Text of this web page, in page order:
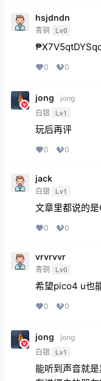
hsjdndn
青铜 Lv0
0 0
jong
jong
白银
Lv1
玩后再评
0 0
jack
白银 Lv1
文章里都说的
0 0
vrvrvvr
青铜 Lv0
希望pico4 u也
0 0
jong
jong
白银
Lv1
能听到声音就